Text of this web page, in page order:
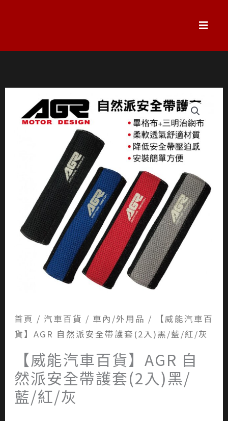
容
首頁 / 汽車百貨 / 車內/外用品 / 【威能汽車百
貨】AGR 自然派安全帶護套(2入)黑/藍/紅/灰
【威能汽車百貨】AGR 自
然派安全帶護套(2入)黑/
藍/紅/灰